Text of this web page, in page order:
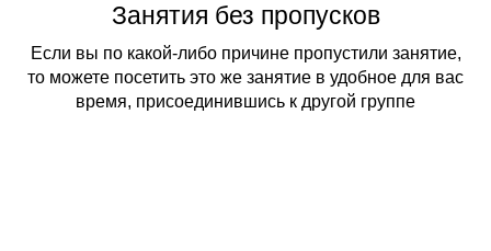
Занятия без пропусков
Если вы по какой-либо причине пропустили занятие,
то можете посетить это же занятие в удобное для вас
время, присоединившись к другой группе